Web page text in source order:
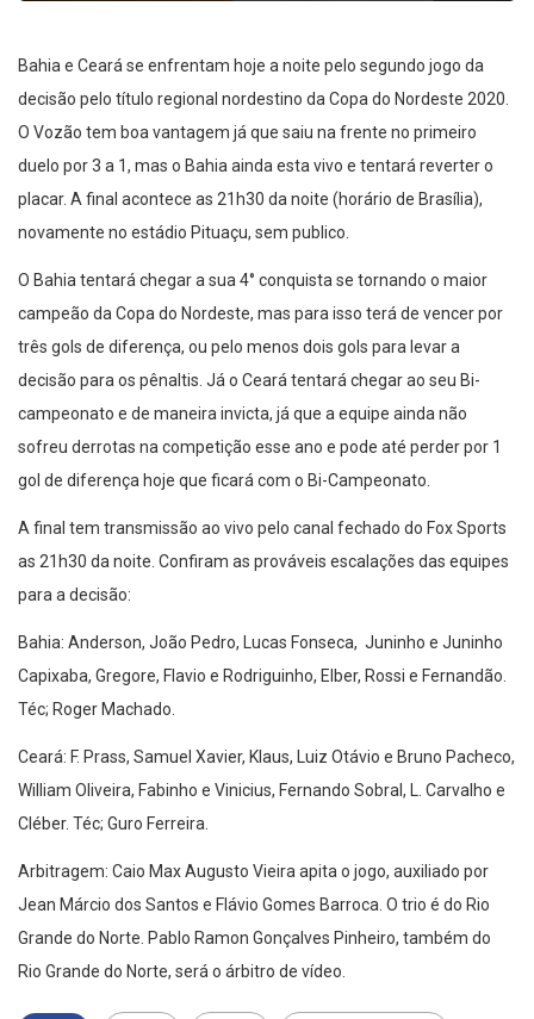
Bahia e Ceará se enfrentam hoje a noite pelo segundo jogo da
decisão pelo título regional nordestino da Copa do Nordeste 2020.
O Vozão tem boa vantagem já que saiu na frente no primeiro
duelo por 3 a 1, mas o Bahia ainda esta vivo e tentará reverter o
placar. A final acontece as 21h30 da noite (horário de Brasília),
novamente no estádio Pituaçu, sem publico.
O Bahia tentará chegar a sua 4° conquista se tornando o maior
campeão da Copa do Nordeste, mas para isso terá de vencer por
três gols de diferença, ou pelo menos dois gols para levar a
decisão para os pênaltis. Já o Ceará tentará chegar ao seu Bi-
campeonato e de maneira invicta, já que a equipe ainda não
sofreu derrotas na competição esse ano e pode até perder por 1
gol de diferença hoje que ficará com o Bi-Campeonato.⁣
A final tem transmissão ao vivo pelo canal fechado do Fox Sports
as 21h30 da noite. Confiram as prováveis escalações das equipes
para a decisão:
Bahia: Anderson, João Pedro, Lucas Fonseca, Juninho e Juninho
Capixaba, Gregore, Flavio e Rodriguinho, Elber, Rossi e Fernandão.
Téc; Roger Machado.
Ceará: F. Prass, Samuel Xavier, Klaus, Luiz Otávio e Bruno Pacheco,
William Oliveira, Fabinho e Vinicius, Fernando Sobral, L. Carvalho e
Cléber. Téc; Guro Ferreira.
Arbitragem: Caio Max Augusto Vieira apita o jogo, auxiliado por
Jean Márcio dos Santos e Flávio Gomes Barroca. O trio é do Rio
Grande do Norte. Pablo Ramon Gonçalves Pinheiro, também do
Rio Grande do Norte, será o árbitro de vídeo.